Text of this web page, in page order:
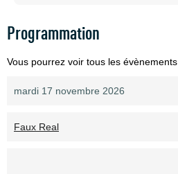
Programmation
Vous pourrez voir tous les évènements
mardi 17 novembre 2026
Faux Real